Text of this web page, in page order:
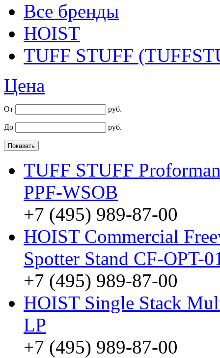
Все бренды
HOIST
TUFF STUFF
Цена
От руб.
До руб.
TUFF STUFF
PPF-WSOB
+7 (495) 989-87-00
HOIST Commercial
Spotter Stand CF-OPT-
+7 (495) 989-87-00
HOIST Single Stack
LP
+7 (495) 989-87-00